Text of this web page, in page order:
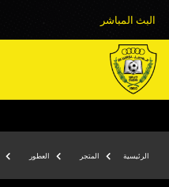
البث المباشر
الرئيسية المتجر العطور